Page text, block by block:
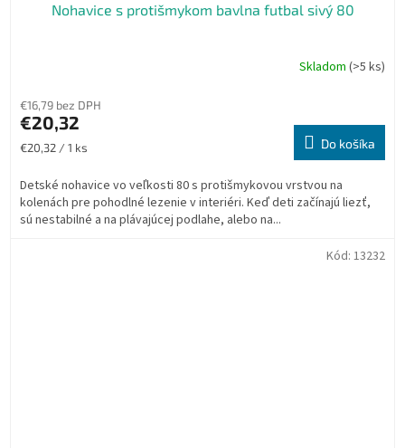
Nohavice s protišmykom bavlna futbal sivý 80
Skladom (>5 ks)
€16,79 bez DPH
€20,32
Jednotková
€20,32 / 1 ks Do košíka
Detské nohavice vo veľkosti 80 s protišmykovou vrstvou na
kolenách pre pohodlné lezenie v interiéri. Keď deti začínajú liezť,
sú nestabilné a na plávajúcej podlahe, alebo na...
Kód: 13232